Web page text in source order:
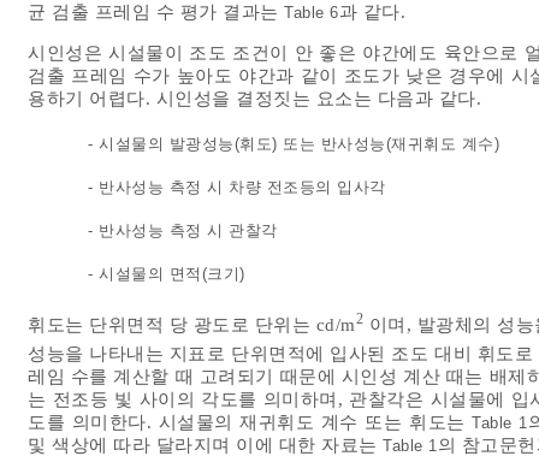
균 검출 프레임 수 평가 결과는 Table 6과 같다.
시인성은 시설물이 조도 조건이 안 좋은 야간에도 육안으로
검출 프레임 수가 높아도 야간과 같이 조도가 낮은 경우에
용하기 어렵다. 시인성을 결정짓는 요소는 다음과 같다.
- 시설물의 발광성능(휘도) 또는 반사성능(재귀휘도 계수)
- 반사성능 측정 시 차량 전조등의 입사각
- 반사성능 측정 시 관찰각
- 시설물의 면적(크기)
휘도는 단위면적 당 광도로 단위는 cd/m2 이며, 발광체의 성
성능을 나타내는 지표로 단위면적에 입사된 조도 대비 휘도
레임 수를 계산할 때 고려되기 때문에 시인성 계산 때는 배제
는 전조등 빛 사이의 각도를 의미하며, 관찰각은 시설물에
도를 의미한다. 시설물의 재귀휘도 계수 또는 휘도는Table 1
및 색상에 따라 달라지며 이에 대한 자료는 Table 1 의 참고문